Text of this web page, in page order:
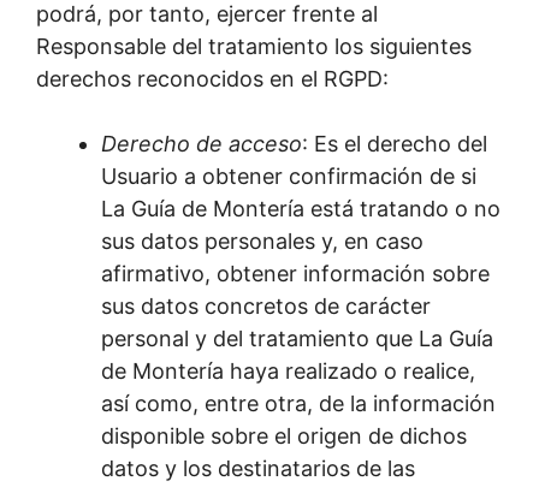
podrá, por tanto, ejercer frente al
Responsable del tratamiento los siguientes
derechos reconocidos en el RGPD:
Derecho de acceso: Es el derecho del
Usuario a obtener confirmación de si
La Guía de Montería está tratando o no
sus datos personales y, en caso
afirmativo, obtener información sobre
sus datos concretos de carácter
personal y del tratamiento que La Guía
de Montería haya realizado o realice,
así como, entre otra, de la información
disponible sobre el origen de dichos
datos y los destinatarios de las